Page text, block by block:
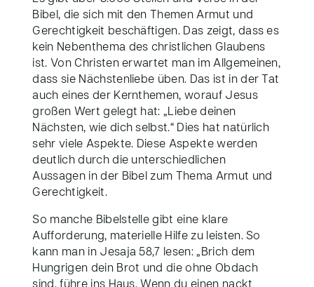
Bibel, die sich mit den Themen Armut und
Gerechtigkeit beschäftigen. Das zeigt, dass es
kein Nebenthema des christlichen Glaubens
ist. Von Christen erwartet man im Allgemeinen,
dass sie Nächstenliebe üben. Das ist in der Tat
auch eines der Kernthemen, worauf Jesus
großen Wert gelegt hat: „Liebe deinen
Nächsten, wie dich selbst.“ Dies hat natürlich
sehr viele Aspekte. Diese Aspekte werden
deutlich durch die unterschiedlichen
Aussagen in der Bibel zum Thema Armut und
Gerechtigkeit.
So manche Bibelstelle gibt eine klare
Aufforderung, materielle Hilfe zu leisten. So
kann man in Jesaja 58,7 lesen: „Brich dem
Hungrigen dein Brot und die ohne Obdach
sind, führe ins Haus. Wenn du einen nackt